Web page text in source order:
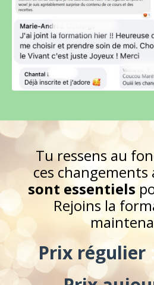
Tu ressens au
ces
sont essentiels
Rejoins la
Prix régulier :